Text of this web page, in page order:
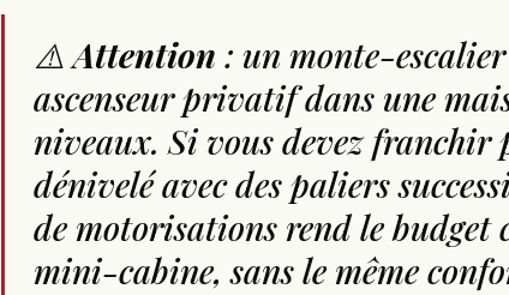
⚠️Attention : un monte-
ascenseur privatif dans une
niveaux. Si vous devez franchir
dénivelé avec des paliers
de motorisations rend le budget
mini-cabine, sans le même